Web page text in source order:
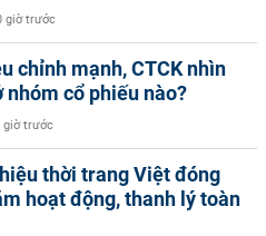
giờ trước
chỉnh mạnh, CTCK nhìn
nhóm cổ phiếu nào?
giờ trước
thời trang Việt đóng
hoạt động, thanh lý toàn